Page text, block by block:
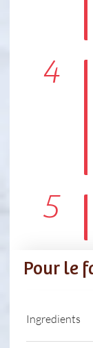
4
5
Pour le
Ingredients